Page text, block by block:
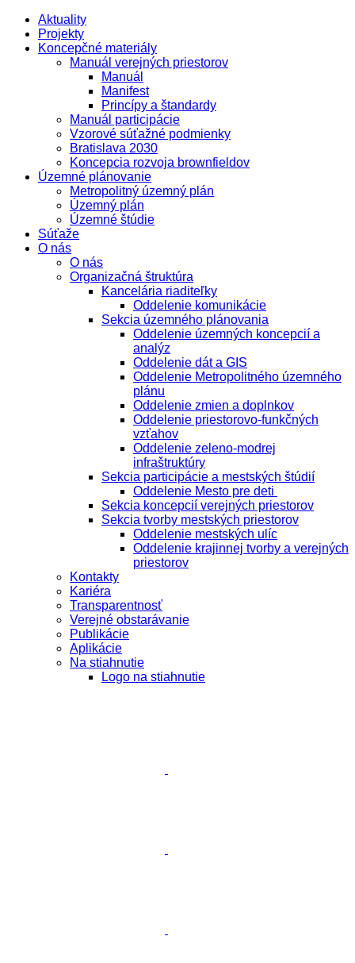
Aktuality
Projekty
Koncepčné materiály
Manuál verejných priestorov
Manuál
Manifest
Princípy a štandardy
Manuál participácie
Vzorové súťažné podmienky
Bratislava 2030
Koncepcia rozvoja brownfieldov
Územné plánovanie
Metropolitný územný plán
Územný plán
Územné štúdie
Súťaže
O nás
O nás
Organizačná štruktúra
Kancelária riaditeľky
Oddelenie komunikácie
Sekcia územného plánovania
Oddelenie územných koncepcií a
analýz
Oddelenie dát a GIS
Oddelenie Metropolitného územného
plánu
Oddelenie zmien a doplnkov
Oddelenie priestorovo-funkčných
vzťahov
Oddelenie zeleno-modrej
infraštruktúry
Sekcia participácie a mestských štúdií
Oddelenie Mesto pre deti
Sekcia koncepcií verejných priestorov
Sekcia tvorby mestských priestorov
Oddelenie mestských ulíc
Oddelenie krajinnej tvorby a verejných
priestorov
Kontakty
Kariéra
Transparentnosť
Verejné obstarávanie
Publikácie
Aplikácie
Na stiahnutie
Logo na stiahnutie